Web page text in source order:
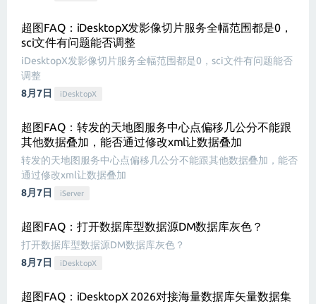
超图FAQ：iDesktopX发影像切片服务全幅范围都是0，
sci文件有问题能否调整
iDesktopX发影像切片服务全幅范围都是0，sci文件有问题能否
调整
8月7日
iDesktopX
超图FAQ：转发的天地图服务中心点偏移几公分不能跟
其他数据叠加，能否通过修改xml让数据叠加
转发的天地图服务中心点偏移几公分不能跟其他数据叠加，能否
通过修改xml让数据叠加
8月7日
iServer
超图FAQ：打开数据库型数据源DM数据库灰色？
打开数据库型数据源DM数据库灰色？
8月7日
iDesktopX
超图FAQ：iDesktopX 2026对接海量数据库矢量数据集